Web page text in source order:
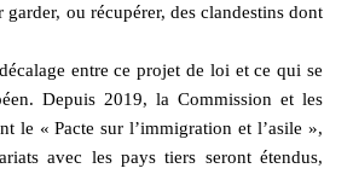
garder, ou récupérer, des clandestins dont
entre ce projet de loi et ce qui se
Depuis 2019, la Commission et les
le « Pacte sur l’immigration et l’asile »,
avec les pays tiers seront étendus,